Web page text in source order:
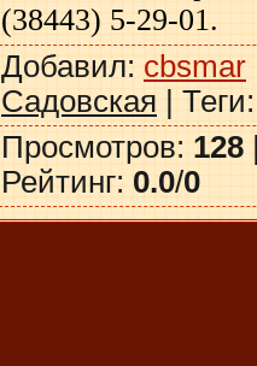
(38443) 5-29-01.
Добавил: cbsmar
Садовская | Теги
Просмотров: 128
Рейтинг: 0.0/0